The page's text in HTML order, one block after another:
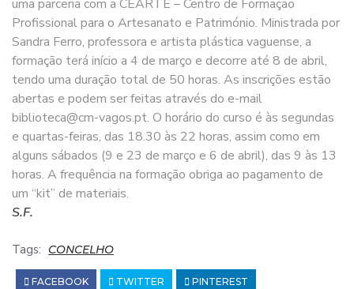
uma parceria com a CEARTE – Centro de Formação
Profissional para o Artesanato e Património. Ministrada por
Sandra Ferro, professora e artista plástica vaguense, a
formação terá início a 4 de março e decorre até 8 de abril,
tendo uma duração total de 50 horas. As inscrições estão
abertas e podem ser feitas através do e-mail
biblioteca@cm-vagos.pt. O horário do curso é às segundas
e quartas-feiras, das 18.30 às 22 horas, assim como em
alguns sábados (9 e 23 de março e 6 de abril), das 9 às 13
horas. A frequência na formação obriga ao pagamento de
um “kit” de materiais.
S.F.
Tags: CONCELHO
FACEBOOK TWITTER PINTEREST